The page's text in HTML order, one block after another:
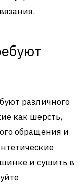
различного
как шерсть,
обращения и
и сушить в